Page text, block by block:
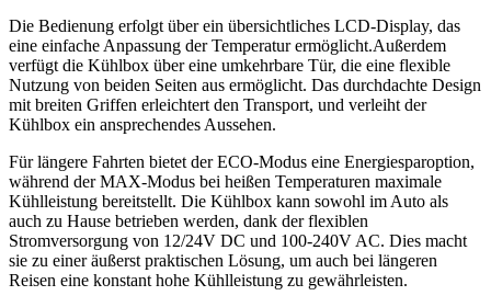
Die Bedienung erfolgt über ein übersichtliches LCD-Display, das
eine einfache Anpassung ⁤der Temperatur ermöglicht.Außerdem
verfügt die Kühlbox über eine umkehrbare Tür, die​ eine​ flexible
⁤Nutzung von beiden Seiten ⁢aus ermöglicht. Das durchdachte Design
mit breiten Griffen erleichtert den Transport, und verleiht der
Kühlbox ein ansprechendes Aussehen.
Für längere ‍Fahrten ⁤bietet der ECO-Modus eine Energiesparoption,
⁤während der​ MAX-Modus bei heißen Temperaturen maximale‍
Kühlleistung​ bereitstellt. Die Kühlbox kann sowohl im Auto als
auch zu Hause betrieben werden, dank ⁣der flexiblen
Stromversorgung ‍von 12/24V DC und 100-240V⁤ AC. Dies macht‌
sie zu ⁣einer äußerst praktischen Lösung, um⁣ auch bei ‌längeren⁢
Reisen eine konstant ‍hohe Kühlleistung zu⁣ gewährleisten.